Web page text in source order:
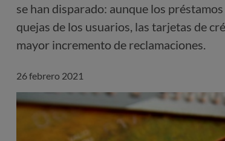
se han disparado: aunque los
quejas de los usuarios, las tarjetas de
mayor incremento de reclamaciones.
26 febrero 2021